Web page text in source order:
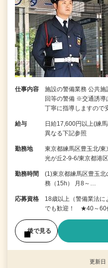
仕事内容
施設の警備業務 公共
回等の警備 ※交通誘導
丁寧に指導しますので
給与
日給17,600円以上(
異なる下記参照
勤務地
東京都練馬区豊玉北/
光が丘2-9-6/東京都港
勤務時間
(1)東京都練馬区豊玉
務（15h） 月8～…
応募資格
18歳以上（警備業法
でも歓迎！ ★40～60
後で見る
更新日